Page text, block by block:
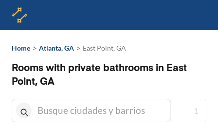
Home > Atlanta, GA > East Point, GA
Rooms with private bathrooms in East
Point, GA
1